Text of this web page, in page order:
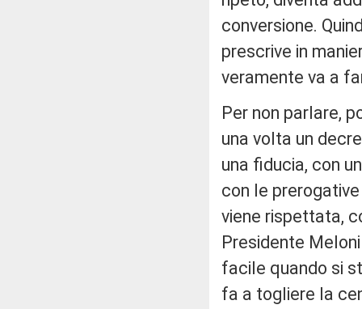
conversione.
prescrive in
veramente va a
Per non parlare,
una volta un
una fiducia, con
con le
viene rispettata,
Presidente
facile quando si
fa a togliere la